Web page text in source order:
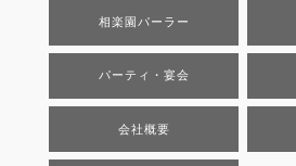
相楽園パーラー
パーティ・宴会
会社概要